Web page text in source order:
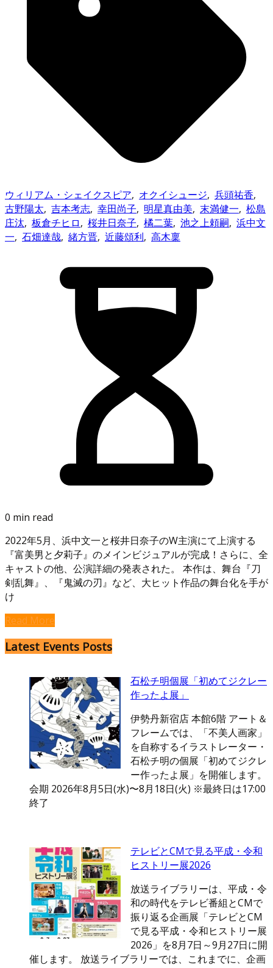
ウィリアム・シェイクスピア, オクイシュージ, 兵頭祐香,
古野陽太, 吉本考志, 幸田尚子, 明星真由美, 末満健一, 松島
庄汰, 板倉チヒロ, 桜井日奈子, 橘二葉, 池之上頼嗣, 浜中文
一, 石畑達哉, 緒方晋, 近藤頌利, 高木稟
0 min read
2022年5月、浜中文一と桜井日奈子のW主演にて上演する
『富美男と夕莉子』のメインビジュアルが完成！さらに、全
キャストの他、公演詳細の発表された。 本作は、舞台『刀
剣乱舞』、『鬼滅の刃』など、大ヒット作品の舞台化を手が
け
Read More
Latest Events Posts
石松チ明個展「初めてジクレー
作ったよ展」
伊勢丹新宿店 本館6階 アート＆
フレームでは、「不美人画家」
を自称するイラストレーター・
石松チ明の個展「初めてジクレ
ー作ったよ展」を開催します。
会期 2026年8月5日(水)〜8月18日(火) ※最終日は17:00
終了
テレビとCMで見る平成・令和
ヒストリー展2026
放送ライブラリーは、平成・令
和の時代をテレビ番組とCMで
振り返る企画展「テレビとCM
で見る平成・令和ヒストリー展
2026」を8月7日～9月27日に開
催します。 放送ライブラリーでは、これまでに、企画